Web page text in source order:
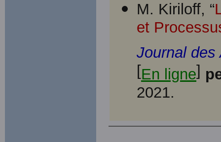
M. Kiriloff, “
et
Journal des
[En ligne]
2021.